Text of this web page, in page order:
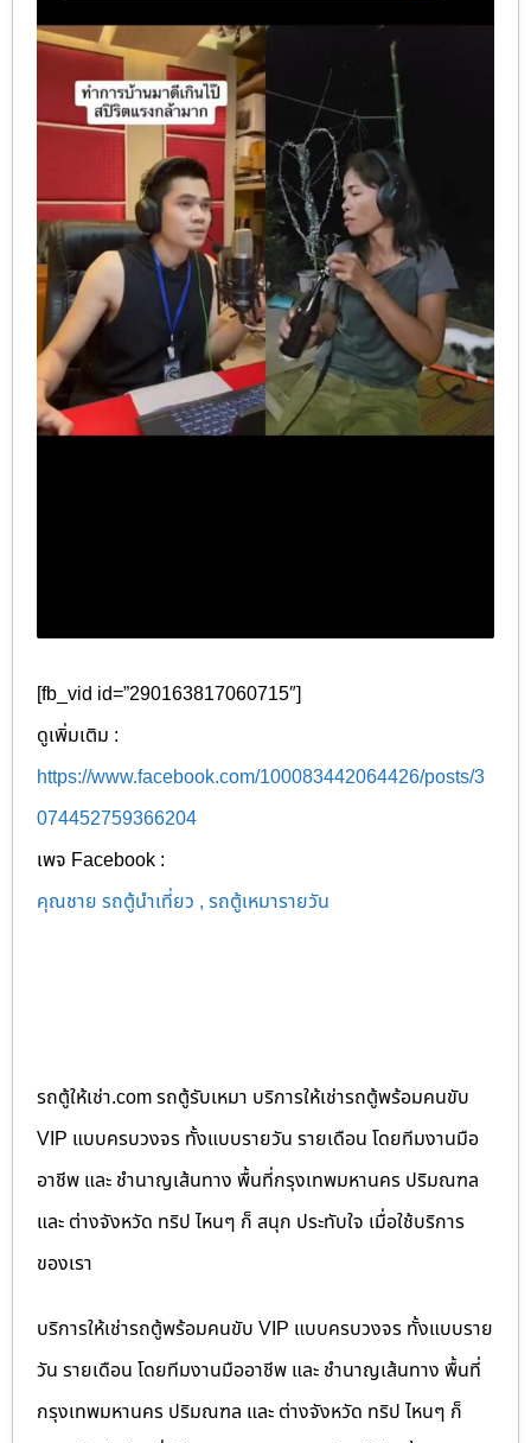
[fb_vid id=”290163817060715″]
ดูเพิ่มเติม :
https://www.facebook.com/100083442064426/posts/3
074452759366204
เพจ Facebook :
คุณชาย รถตู้นำเที่ยว , รถตู้เหมารายวัน
รถตู้ให้เช่า.com รถตู้รับเหมา บริการให้เช่ารถตู้พร้อมคนขับ
VIP แบบครบวงจร ทั้งแบบรายวัน รายเดือน โดยทีมงานมือ
อาชีพ และ ชำนาญเส้นทาง พื้นที่กรุงเทพมหานคร ปริมณฑล
และ ต่างจังหวัด ทริป ไหนๆ ก็ สนุก ประทับใจ เมื่อใช้บริการ
ของเรา
บริการให้เช่ารถตู้พร้อมคนขับ VIP แบบครบวงจร ทั้งแบบราย
วัน รายเดือน โดยทีมงานมืออาชีพ และ ชำนาญเส้นทาง พื้นที่
กรุงเทพมหานคร ปริมณฑล และ ต่างจังหวัด ทริป ไหนๆ ก็